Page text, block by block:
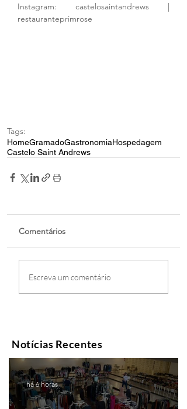
Instagram: castelosaintandrews |
restauranteprimrose
Tags:
HomeGramadoGastronomiaHospedagem
Castelo Saint Andrews
Comentários
Escreva um comentário
Notícias Recentes
há 6 horas